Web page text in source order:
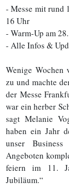
- Messe mit rund
16 Uhr
- Warm-Up am
- Alle Infos &
Wenige Wochen
zu und machte
der Messe
war ein herber
sagt Melanie
haben ein Jahr
unser
Angeboten
feiern im 11.
Jubiläum.“